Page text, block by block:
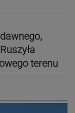
terenu